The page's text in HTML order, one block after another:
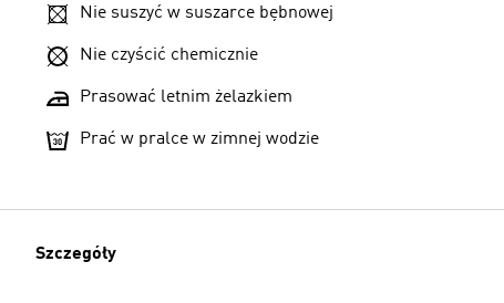
Nie suszyć w suszarce bębnowej
Nie czyścić chemicznie
Prasować letnim żelazkiem
Prać w pralce w zimnej wodzie
Szczegóły